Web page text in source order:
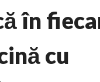
în
cu